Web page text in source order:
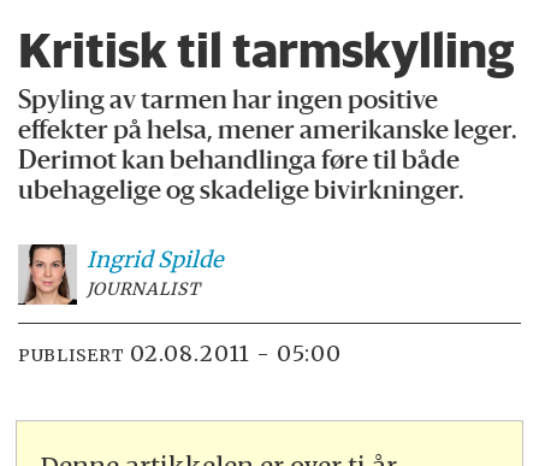
Kritisk til tarmskylling
Spyling av tarmen har ingen positive
effekter på helsa, mener amerikanske leger.
Derimot kan behandlinga føre til både
ubehagelige og skadelige bivirkninger.
Ingrid Spilde
JOURNALIST
PUBLISERT 02.08.2011 - 05:00